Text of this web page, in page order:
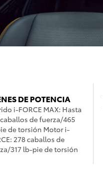
DE POTENCIA
i-FORCE MAX: Hasta
de fuerza/465
de torsión Motor i-
278 caballos de
317 lb-pie de torsión